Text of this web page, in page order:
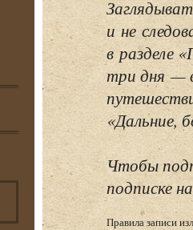
и не
в разделе
три дня —
«Дальние,
Чтобы
подписке
Правила записи